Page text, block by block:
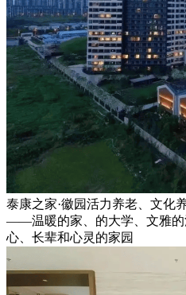
泰康之家·徽园活力养老、文化
——温暖的家、的大学、文雅的
心、长辈和心灵的家园